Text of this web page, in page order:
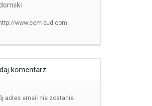
http://www.com-bud.com
komentarz
adres email nie zostanie